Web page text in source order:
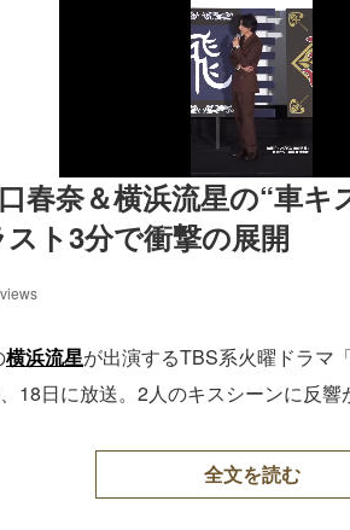
春奈＆横浜流星の“車
ト3分で衝撃の展開
views
横浜流星が出演するTBS系火曜ドラマ
18日に放送。2人のキスシーンに反
全文を読む